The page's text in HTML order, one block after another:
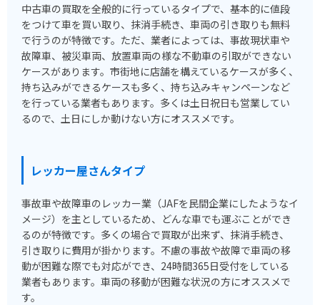
中古車の買取を全般的に行っているタイプで、基本的に値段
をつけて車を買い取り、抹消手続き、車両の引き取りも無料
で行うのが特徴です。ただ、業者によっては、事故現状車や
故障車、被災車両、放置車両の様な不動車の引取ができない
ケースがあります。市街地に店舗を構えているケースが多く、
持ち込みができるケースも多く、持ち込みキャンペーンなど
を行っている業者もあります。多くは土日祝日も営業してい
るので、土日にしか動けない方にオススメです。
レッカー屋さんタイプ
事故車や故障車のレッカー業（JAFを民間企業にしたようなイ
メージ）を主としているため、どんな車でも運ぶことができ
るのが特徴です。多くの場合で買取が出来ず、抹消手続き、
引き取りに費用が掛かります。不慮の事故や故障で車両の移
動が困難な際でも対応ができ、24時間365日受付をしている
業者もあります。車両の移動が困難な状況の方にオススメで
す。